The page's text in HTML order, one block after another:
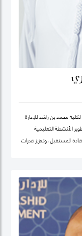
محمد بن راشد للإدارة
في تطوير الأنشطة التعليمية
المستقبل، وتعزيز قدرات